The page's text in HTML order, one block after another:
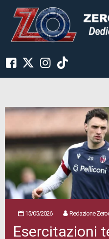
15/05/2026 Redazione
Esercitazioni